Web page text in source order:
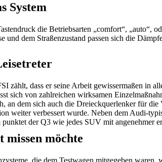
System
die Betriebsarten „comfort“,
und dem Straßenzustand passen sich die
zählt, dass er seine Arbeit gewissermaßen
sich von zahlreichen wirksamen
an dem sich auch die Dreieckquerlenker für
weiter verbessert wurde. Neben dem Audi-
der Q3 wie jedes SUV mit angenehmer
missen möchte
die dem Testwagen mitgegeben